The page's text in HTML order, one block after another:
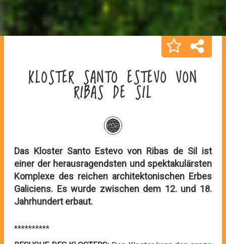
KLOSTER SANTO ESTEVO VON
RIBAS DE SIL
Das Kloster Santo Estevo von Ribas de Sil ist
einer der herausragendsten und spektakulärsten
Komplexe des reichen architektonischen Erbes
Galiciens. Es wurde zwischen dem 12. und 18.
Jahrhundert erbaut.
**********